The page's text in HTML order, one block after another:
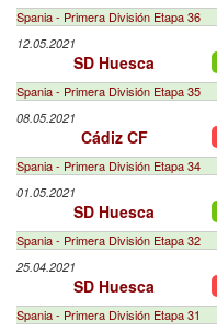
Spania - Primera División Etapa 36
12.05.2021
SD Huesca
Spania - Primera División Etapa 35
08.05.2021
Cádiz CF
Spania - Primera División Etapa 34
01.05.2021
SD Huesca
Spania - Primera División Etapa 32
25.04.2021
SD Huesca
Spania - Primera División Etapa 31